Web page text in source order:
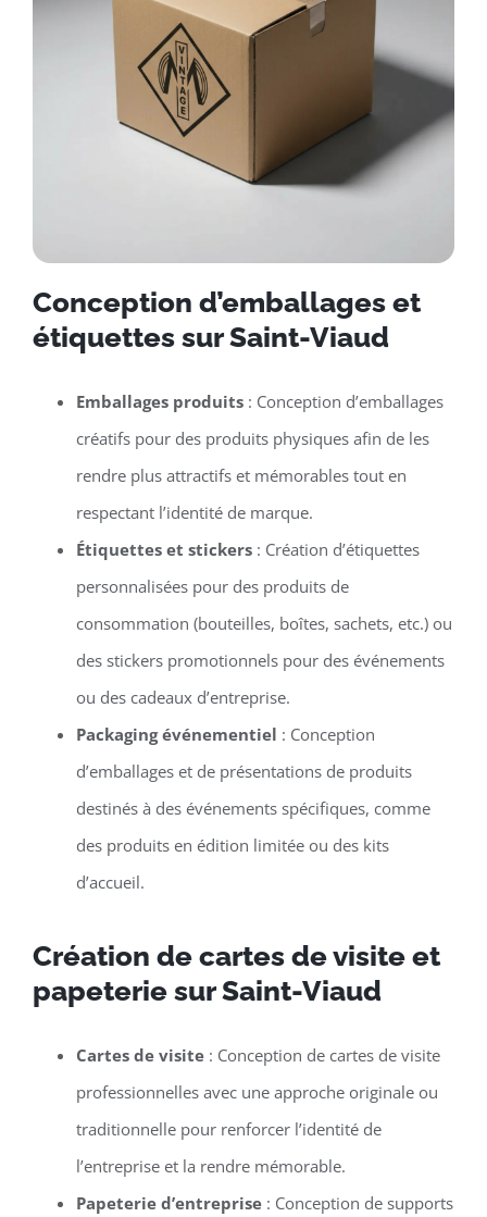
Conception d’emballages et
étiquettes sur Saint-Viaud
Emballages produits: Conception d’emballages
créatifs pour des produits physiques afin de les
rendre plus attractifs et mémorables tout en
respectant l’identité de marque.
Étiquettes et stickers: Création d’étiquettes
personnalisées pour des produits de
consommation (bouteilles, boîtes, sachets, etc.) ou
des stickers promotionnels pour des événements
ou des cadeaux d’entreprise.
Packaging événementiel : Conception
d’emballages et de présentations de produits
destinés à des événements spécifiques, comme
des produits en édition limitée ou des kits
d’accueil.
Création de cartes de visite et
papeterie sur Saint-Viaud
Cartes de visite: Conception de cartes de visite
professionnelles avec une approche originale ou
traditionnelle pour renforcer l’identité de
l’entreprise et la rendre mémorable.
Papeterie d’entreprise: Conception de supports